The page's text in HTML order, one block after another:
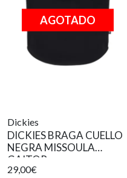
AGOTADO
Dickies
DICKIES BRAGA CUELLO
NEGRA MISSOULA
GAITOR
29,00€